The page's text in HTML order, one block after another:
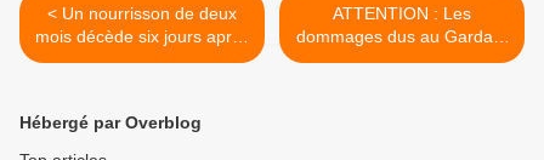
< Un nourrisson de deux
mois décède six jours après
avoir reçu le vaccin contre
ATTENTION : Les
dommages dus au Gardasil
peuvent avoir un impact
Hébergé par Overblog